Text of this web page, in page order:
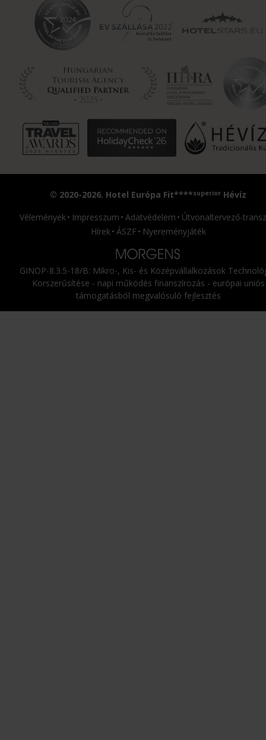
© 2020-2026. Hotel Európa Fit****superior Hévíz
Vélemények
Impresszum Adatvédelem
Útvonaltervező-
Hírek ÁSZF Nyereményjáték
GINOP-8.3.5-18/B: Mikro-, Kis- és Középvállalkozások
Korszerűsítése - napi működés finanszírozás - európai uniós
támogatásból megvalósuló fejlesztés